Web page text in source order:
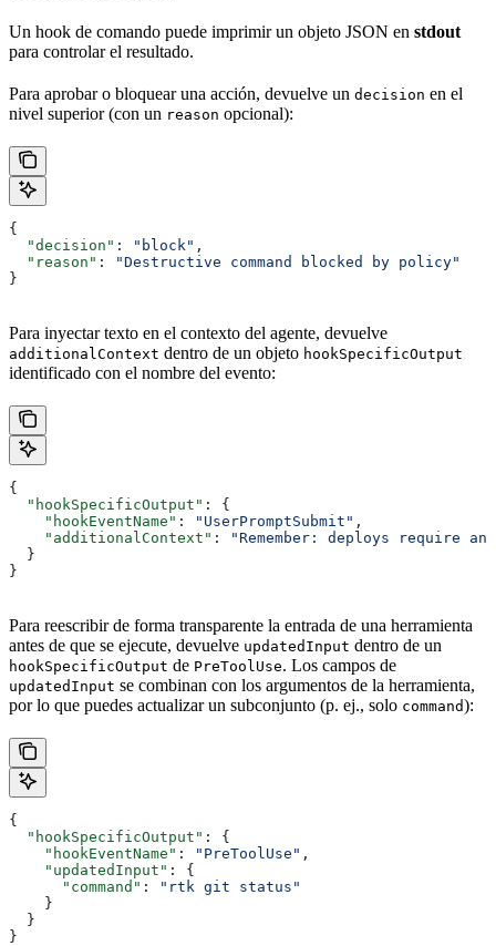
Un hook de comando puede imprimir un objeto JSON en stdout
para controlar el resultado.
Para aprobar o bloquear una acción, devuelve un decision en el
nivel superior (con un reason opcional):
{
  "decision"
: "block" ,
  "reason"
:
"Destructive command blocked by policy"
}
Para inyectar texto en el contexto del agente, devuelve
additionalContext dentro de un objeto hookSpecificOutput
identificado con el nombre del evento:
{
  "hookSpecificOutput"
: {
    "hookEventName"
: "UserPromptSubmit" ,
    "additionalContext"
:
"Remember: deploys require
  }
}
Para reescribir de forma transparente la entrada de una herramienta
antes de que se ejecute, devuelve updatedInput dentro de un
hookSpecificOutput de PreToolUse. Los campos de
updatedInput se combinan con los argumentos de la herramienta,
por lo que puedes actualizar un subconjunto (p. ej., solo command):
{
  "hookSpecificOutput"
: {
    "hookEventName"
: "PreToolUse" ,
    "updatedInput"
: {
      "command"
:
"rtk git status"
    }
  }
}